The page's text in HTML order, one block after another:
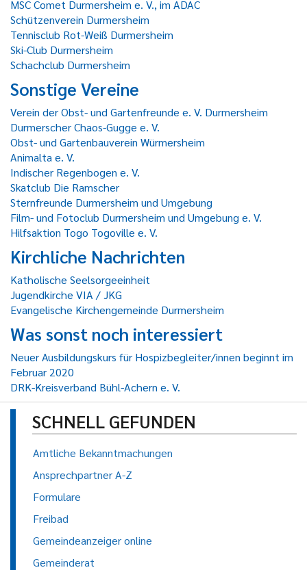
MSC Comet Durmersheim e. V., im ADAC
Schützenverein Durmersheim
Tennisclub Rot-Weiß Durmersheim
Ski-Club Durmersheim
Schachclub Durmersheim
Sonstige Vereine
Verein der Obst- und Gartenfreunde e. V. Durmersheim
Durmerscher Chaos-Gugge e. V.
Obst- und Gartenbauverein Würmersheim
Animalta e. V.
Indischer Regenbogen e. V.
Skatclub Die Ramscher
Sternfreunde Durmersheim und Umgebung
Film- und Fotoclub Durmersheim und Umgebung e. V.
Hilfsaktion Togo Togoville e. V.
Kirchliche Nachrichten
Katholische Seelsorgeeinheit
Jugendkirche VIA / JKG
Evangelische Kirchengemeinde Durmersheim
Was sonst noch interessiert
Neuer Ausbildungskurs für Hospizbegleiter/innen beginnt im
Februar 2020
DRK-Kreisverband Bühl-Achern e. V.
SCHNELL GEFUNDEN
Amtliche Bekanntmachungen
Ansprechpartner A-Z
Formulare
Freibad
Gemeindeanzeiger online
Gemeinderat